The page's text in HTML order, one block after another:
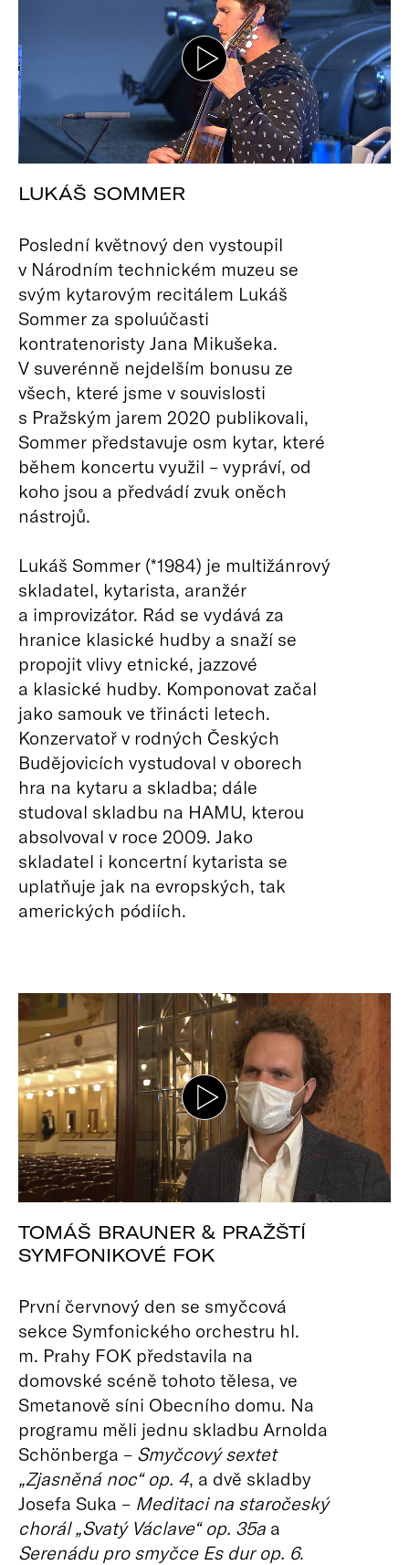
LUKÁŠ SOMMER
Poslední květnový den vystoupil
v Národním technickém muzeu se
svým kytarovým recitálem Lukáš
Sommer za spoluúčasti
kontratenoristy Jana Mikušeka.
V suverénně nejdelším bonusu ze
všech, které jsme v souvislosti
s Pražským jarem 2020 publikovali,
Sommer představuje osm kytar, které
během koncertu využil – vypráví, od
koho jsou a předvádí zvuk oněch
nástrojů.
Lukáš Sommer (*1984) je multižánrový
skladatel, kytarista, aranžér
a improvizátor. Rád se vydává za
hranice klasické hudby a snaží se
propojit vlivy etnické, jazzové
a klasické hudby. Komponovat začal
jako samouk ve třinácti letech.
Konzervatoř v rodných Českých
Budějovicích vystudoval v oborech
hra na kytaru a skladba; dále
studoval skladbu na HAMU, kterou
absolvoval v roce 2009. Jako
skladatel i koncertní kytarista se
uplatňuje jak na evropských, tak
amerických pódiích.
TOMÁŠ BRAUNER & PRAŽŠTÍ
SYMFONIKOVÉ FOK
První červnový den se smyčcová
sekce Symfonického orchestru hl.
m. Prahy FOK představila na
domovské scéně tohoto tělesa, ve
Smetanově síni Obecního domu. Na
programu měli jednu skladbu Arnolda
Schönberga – Smyčcový sextet
„Zjasněná noc“ op. 4, a dvě skladby
Josefa Suka – Meditaci na staročeský
chorál „Svatý Václave“ op. 35a a
Serenádu pro smyčce Es dur op. 6.